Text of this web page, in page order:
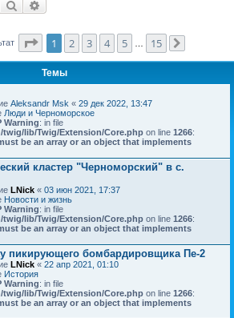
Поиск
Страница1 из
1 2 3 4 5 15
Темы
Aleksandr Msk « 29 дек 2022, 13:47
Люди и Черноморское
Warning: in file
lib/Twig/Extension/Core.php on line 1266:
be an array or an object that implements
кластер "Черноморский" в с.
LNick « 03 июн 2021, 17:37
Новости и жизнь
Warning: in file
lib/Twig/Extension/Core.php on line 1266:
be an array or an object that implements
пикирующего бомбардировщика Пе-2
LNick « 22 апр 2021, 01:10
История
Warning: in file
lib/Twig/Extension/Core.php on line 1266:
be an array or an object that implements